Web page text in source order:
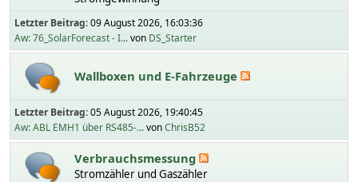
Letzter Beitrag:09 August 2026, 16:03:36
Aw: 76_SolarForecast - I...von DS_Starter
Wallboxen und E-Fahrzeuge
Letzter Beitrag:05 August 2026, 19:40:45
Aw: ABL EMH1 über RS485-...vonChrisB52
Verbrauchsmessung
Stromzähler und Gaszähler